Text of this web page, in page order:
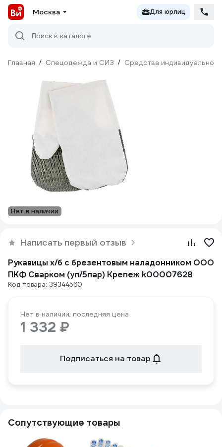
Москва Для юрлиц
Поиск в каталоге
Главная / Спецодежда и СИЗ / Средства индивидуальной
Нет в наличии
Написать первый отзыв
Рукавицы х/б с брезентовым наладонником ООО
ПКФ Сварком (уп/5пар) Крепеж k00007628
Код товара: 39344560
Нет в наличии, последняя цена
1 332 ₽
Подписаться на товар
Сопутствующие товары